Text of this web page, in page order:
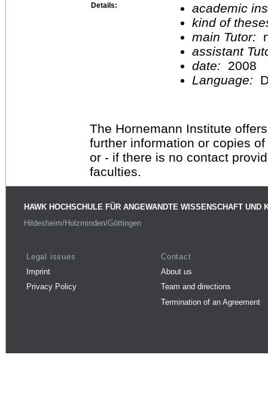
Details:
academic
kind of
main Tutor:
assistant
date:
2008
Language:
The Hornemann Institute
further information or copies
or - if there is no contact
faculties.
HAWK HOCHSCHULE FÜR ANGEWANDTE WISSENSCHAFT UND
Hildesheim/Holzminden/Göttingen
Legal issues
Imprint
Privacy Policy
Contact
About us
Team and directions
Termination of an Agreement